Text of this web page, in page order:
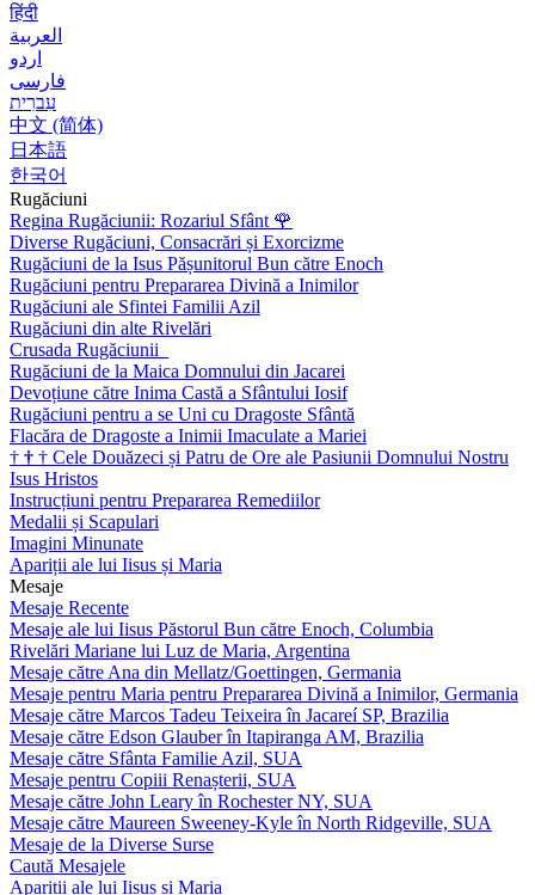
हिंदी
العربية
اردو
فارسی
עִברִית
中文 (简体)
日本語
한국어
Rugăciuni
Regina Rugăciunii: Rozariul Sfânt 🌹
Diverse Rugăciuni, Consacrări și Exorcizme
Rugăciuni de la Isus Pășunitorul Bun către Enoch
Rugăciuni pentru Prepararea Divină a Inimilor
Rugăciuni ale Sfintei Familii Azil
Rugăciuni din alte Rivelări
Crusada Rugăciunii
Rugăciuni de la Maica Domnului din Jacarei
Devoțiune către Inima Castă a Sfântului Iosif
Rugăciuni pentru a se Uni cu Dragoste Sfântă
Flacăra de Dragoste a Inimii Imaculate a Mariei
† † † Cele Douăzeci și Patru de Ore ale Pasiunii Domnului Nostru
Isus Hristos
Instrucțiuni pentru Prepararea Remediilor
Medalii și Scapulari
Imagini Minunate
Apariții ale lui Iisus și Maria
Mesaje
Mesaje Recente
Mesaje ale lui Iisus Păstorul Bun către Enoch, Columbia
Rivelări Mariane lui Luz de Maria, Argentina
Mesaje către Ana din Mellatz/Goettingen, Germania
Mesaje pentru Maria pentru Prepararea Divină a Inimilor, Germania
Mesaje către Marcos Tadeu Teixeira în Jacareí SP, Brazilia
Mesaje către Edson Glauber în Itapiranga AM, Brazilia
Mesaje către Sfânta Familie Azil, SUA
Mesaje pentru Copiii Renașterii, SUA
Mesaje către John Leary în Rochester NY, SUA
Mesaje către Maureen Sweeney-Kyle în North Ridgeville, SUA
Mesaje de la Diverse Surse
Caută Mesajele
Apariții ale lui Iisus și Maria